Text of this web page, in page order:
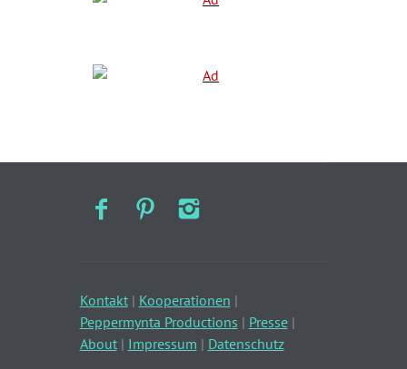
Kontakt| Kooperationen |
Peppermynta Productions | Presse|
About| Impressum | Datenschutz